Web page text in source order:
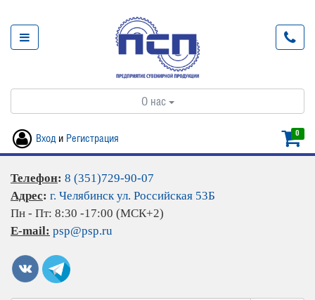
О нас
0
Вход и Регистрация
Телефон: 8 (351)729-90-07
Адрес: г. Челябинск ул. Российская 53Б
Пн - Пт: 8:30 -17:00 (МСК+2)
E-mail: psp@psp.ru